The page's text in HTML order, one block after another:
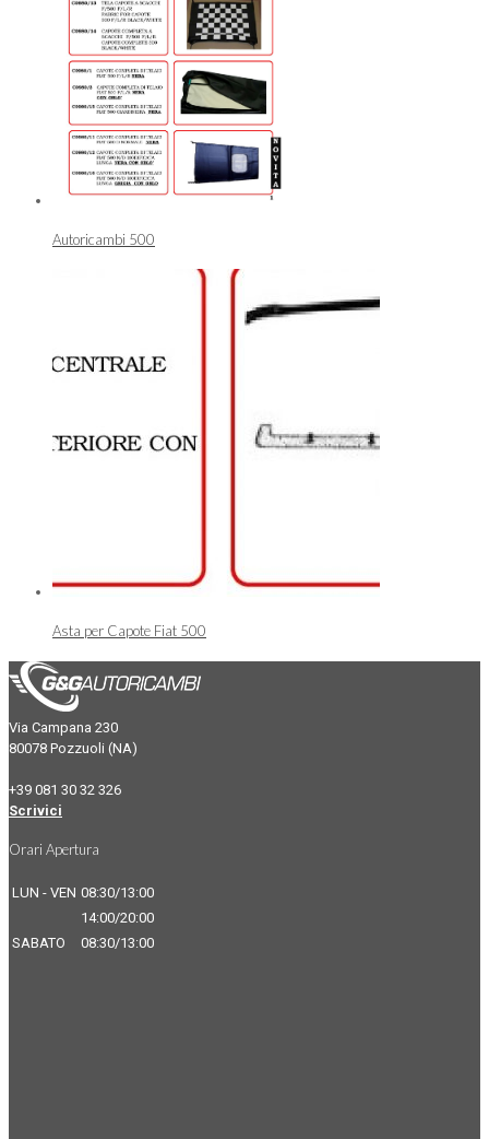
Autoricambi 500
Asta per Capote Fiat 500
Via Campana 230
80078 Pozzuoli (NA)
+39 081 30 32 326
Scrivici
Orari Apertura
LUN - VEN 08:30/13:00
14:00/20:00
SABATO
08:30/13:00